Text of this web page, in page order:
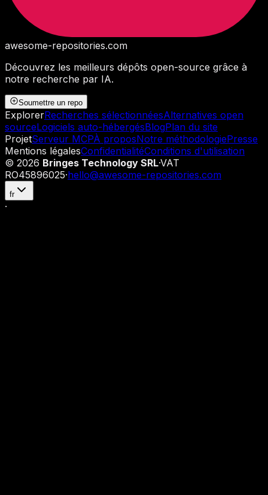
awesome-repositories.com
Découvrez les meilleurs dépôts open-source grâce à
notre recherche par IA.
Soumettre un repo
ExplorerRecherches sélectionnéesAlternatives open
sourceLogiciels auto-hébergésBlogPlan du site
ProjetServeur MCPÀ proposNotre méthodologiePresse
Mentions légalesConfidentialitéConditions d'utilisation
© 2026 Bringes Technology SRL·VAT
RO45896025·hello@awesome-repositories.com
fr
·